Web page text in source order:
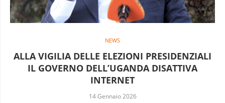
NEWS
ALLA VIGILIA DELLE ELEZIONI PRESIDENZIALI
IL GOVERNO DELL’UGANDA DISATTIVA
INTERNET
14 Gennaio 2026